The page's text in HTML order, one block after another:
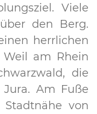
Viele
den Berg.
herrlichen
am Rhein
die
Am Fuße
von